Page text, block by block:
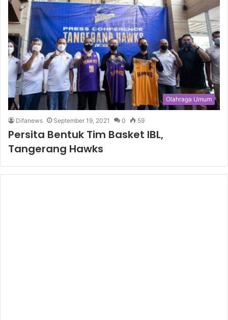
Olahraga Umum
Difanews September 19, 2021 0 59
Persita Bentuk Tim Basket IBL,
Tangerang Hawks